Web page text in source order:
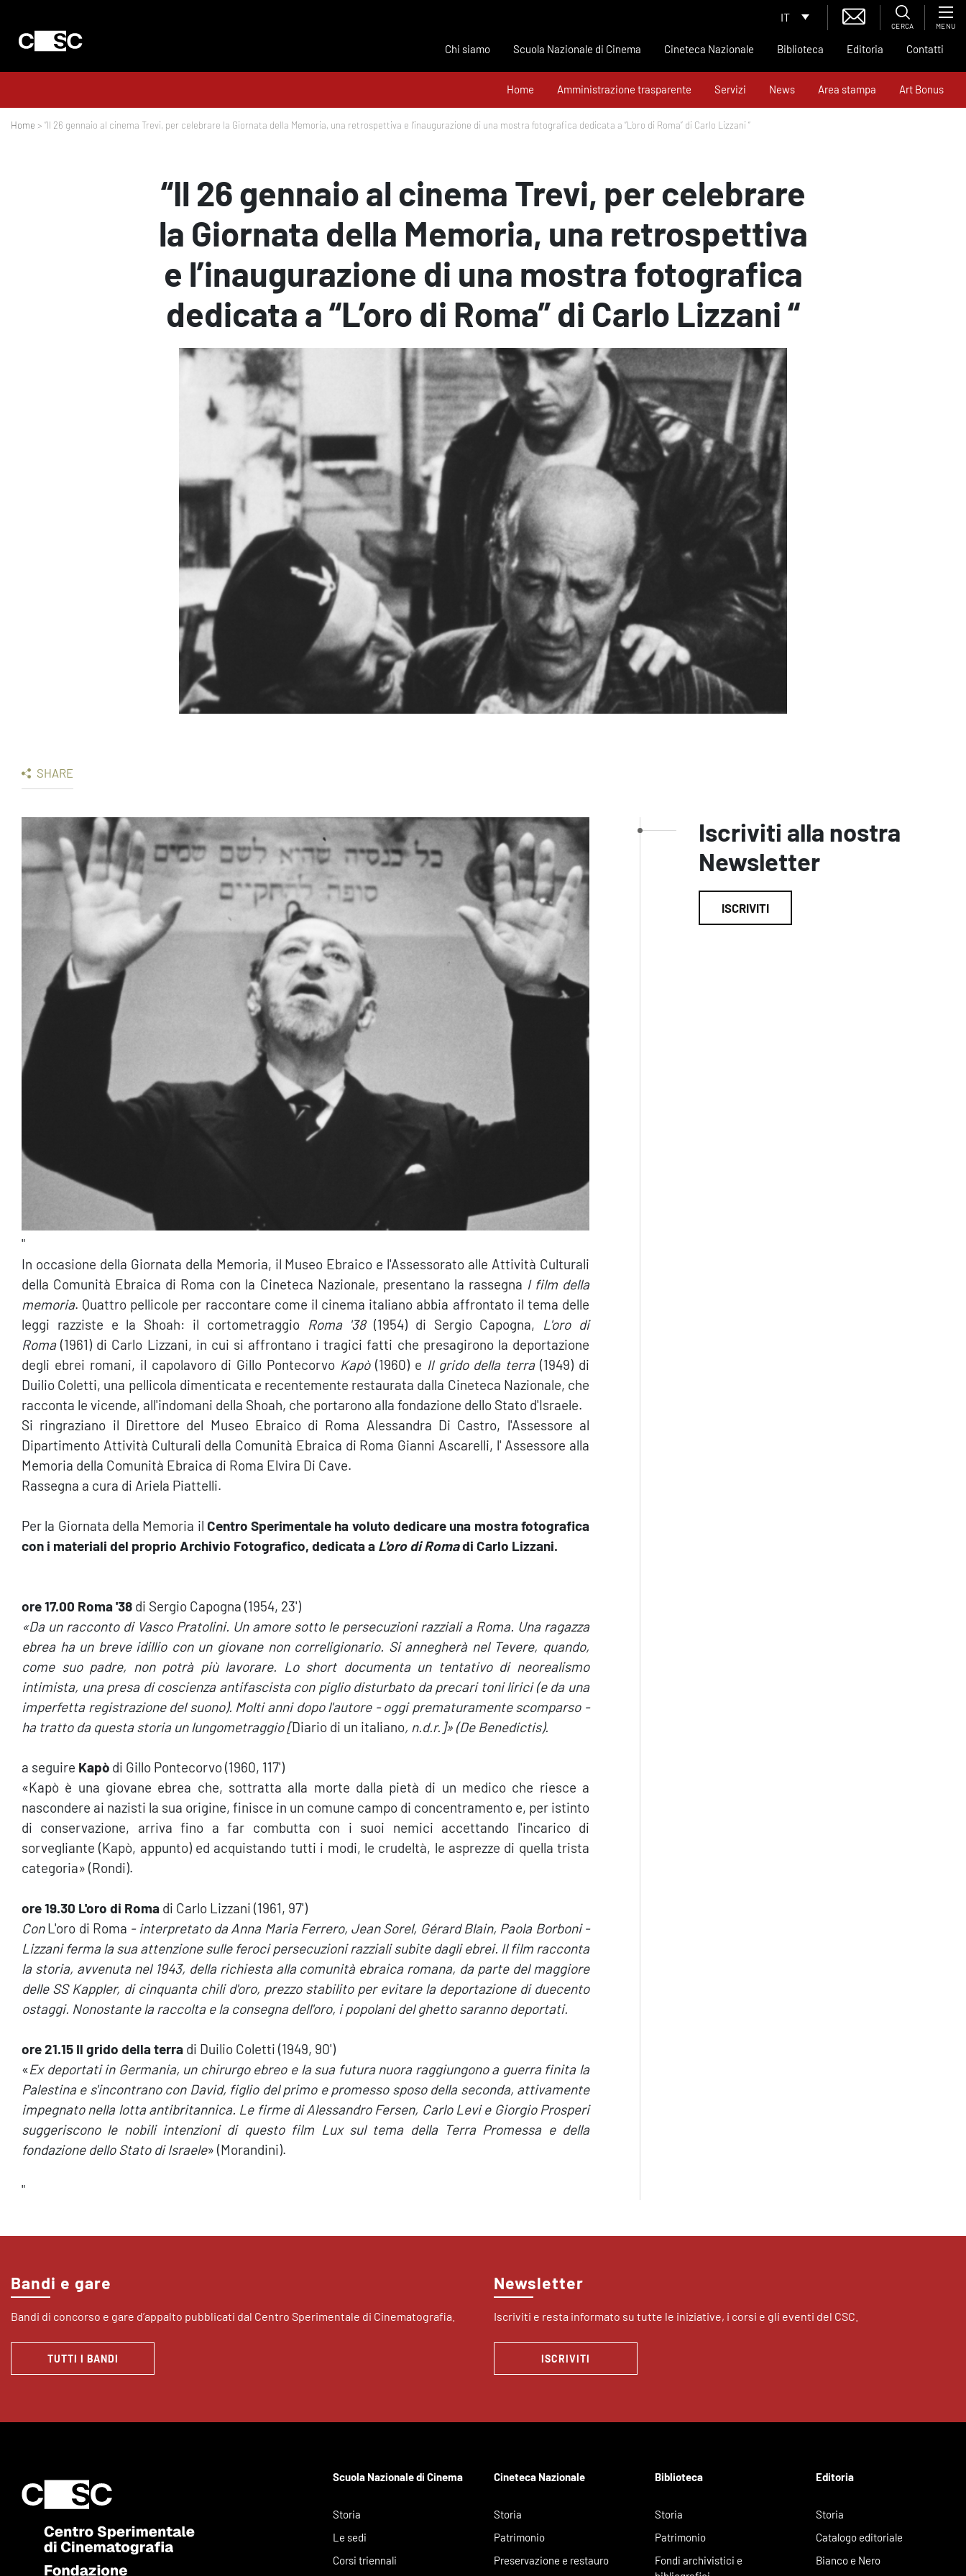
IT
CERCA MENU
Chi siamo Scuola Nazionale di Cinema Cineteca Nazionale Biblioteca Editoria Contatti
Home Amministrazione trasparente Servizi News Area stampa Art Bonus
Home > “Il 26 gennaio al cinema Trevi, per celebrare la Giornata della Memoria, una retrospettiva e l’inaugurazione di una mostra fotografica dedicata a “L’oro di Roma” di Carlo Lizzani “
“Il 26 gennaio al cinema Trevi, per celebrare
la Giornata della Memoria, una retrospettiva
e l’inaugurazione di una mostra fotografica
dedicata a “L’oro di Roma” di Carlo Lizzani “
SHARE
"
In occasione della Giornata della Memoria, il Museo Ebraico e l'Assessorato alle Attività Culturali
della Comunità Ebraica di Roma con la Cineteca Nazionale, presentano la rassegna I film della
memoria. Quattro pellicole per raccontare come il cinema italiano abbia affrontato il tema delle
leggi razziste e la Shoah: il cortometraggio Roma '38(1954) di Sergio Capogna, L'oro di
Roma(1961) di Carlo Lizzani, in cui si affrontano i tragici fatti che presagirono la deportazione
degli ebrei romani, il capolavoro di Gillo Pontecorvo Kapò(1960) e Il grido della terra(1949) di
Duilio Coletti, una pellicola dimenticata e recentemente restaurata dalla Cineteca Nazionale, che
racconta le vicende, all'indomani della Shoah, che portarono alla fondazione dello Stato d'Israele.
Si ringraziano il Direttore del Museo Ebraico di Roma Alessandra Di Castro, l'Assessore al
Dipartimento Attività Culturali della Comunità Ebraica di Roma Gianni Ascarelli, l' Assessore alla
Memoria della Comunità Ebraica di Roma Elvira Di Cave.
Rassegna a cura di Ariela Piattelli.
Per la Giornata della Memoria il Centro Sperimentale ha voluto dedicare una mostra fotografica
con i materiali del proprio Archivio Fotografico, dedicata a L'oro di Romadi Carlo Lizzani.
ore 17.00 Roma '38 di Sergio Capogna (1954, 23')
«Da un racconto di Vasco Pratolini. Un amore sotto le persecuzioni razziali a Roma. Una ragazza
ebrea ha un breve idillio con un giovane non correligionario. Si annegherà nel Tevere, quando,
come suo padre, non potrà più lavorare. Lo short documenta un tentativo di neorealismo
intimista, una presa di coscienza antifascista con piglio disturbato da precari toni lirici (e da una
imperfetta registrazione del suono). Molti anni dopo l'autore - oggi prematuramente scomparso -
ha tratto da questa storia un lungometraggio [Diario di un italiano, n.d.r.]» (De Benedictis).
a seguire Kapò di Gillo Pontecorvo (1960, 117')
«Kapò è una giovane ebrea che, sottratta alla morte dalla pietà di un medico che riesce a
nascondere ai nazisti la sua origine, finisce in un comune campo di concentramento e, per istinto
di conservazione, arriva fino a far combutta con i suoi nemici accettando l'incarico di
sorvegliante (Kapò, appunto) ed acquistando tutti i modi, le crudeltà, le asprezze di quella trista
categoria» (Rondi).
ore 19.30 L'oro di Roma di Carlo Lizzani (1961, 97')
ConL'oro di Roma - interpretato da Anna Maria Ferrero, Jean Sorel, Gérard Blain, Paola Borboni -
Lizzani ferma la sua attenzione sulle feroci persecuzioni razziali subite dagli ebrei. Il film racconta
la storia, avvenuta nel 1943, della richiesta alla comunità ebraica romana, da parte del maggiore
delle SS Kappler, di cinquanta chili d'oro, prezzo stabilito per evitare la deportazione di duecento
ostaggi. Nonostante la raccolta e la consegna dell'oro, i popolani del ghetto saranno deportati.
ore 21.15 Il grido della terra di Duilio Coletti (1949, 90')
«Ex deportati in Germania, un chirurgo ebreo e la sua futura nuora raggiungono a guerra finita la
Palestina e s'incontrano con David, figlio del primo e promesso sposo della seconda, attivamente
impegnato nella lotta antibritannica. Le firme di Alessandro Fersen, Carlo Levi e Giorgio Prosperi
suggeriscono le nobili intenzioni di questo film Lux sul tema della Terra Promessa e della
fondazione dello Stato di Israele» (Morandini).
"
Iscriviti alla nostra
Newsletter
ISCRIVITI
Bandi e gare
Bandi di concorso e gare d’appalto pubblicati dal Centro Sperimentale di Cinematografia.
TUTTI I BANDI
Newsletter
Iscriviti e resta informato su tutte le iniziative, i corsi e gli eventi del CSC.
ISCRIVITI
Scuola Nazionale di Cinema
Storia
Le sedi
Corsi triennali
Cineteca Nazionale
Storia
Patrimonio
Preservazione e restauro
Biblioteca
Storia
Patrimonio
Fondi archivistici e
Editoria
Storia
Catalogo editoriale
Bianco e Nero